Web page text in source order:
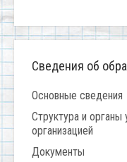
Сведения об
Основные сведения
Структура и органы
организацией
Документы